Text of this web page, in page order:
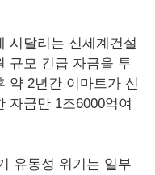
시달리는 신세계건설
규모 긴급 자금을 투
약 2년간 이마트가 신
자금만 1조6000억여
유동성 위기는 일부